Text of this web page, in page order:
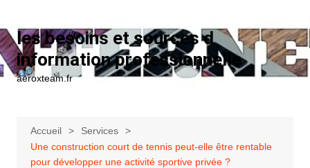
les besoins et sources d
information professionnelle
aeroxteam.fr
Accueil
Services
Une construction court de tennis peut-elle être rentable
pour développer une activité sportive privée ?